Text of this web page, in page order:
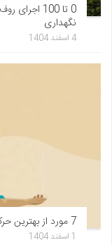
0 تا 100
نگهداری
4 اسفند 1404
7 مورد از بهترین حرکات یوگا برای تسکین استرس
1 اسفند 1404